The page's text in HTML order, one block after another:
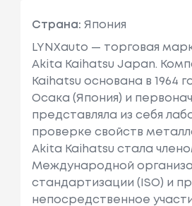
Страна: Япония
LYNXauto — торговая
Akita Kaihatsu Japan.
Kaihatsu основана в 1964
Осака (Япония) и
представляла из себя
проверке свойств
Akita Kaihatsu стала
Международной
стандартизации (ISO) и
непосредственное